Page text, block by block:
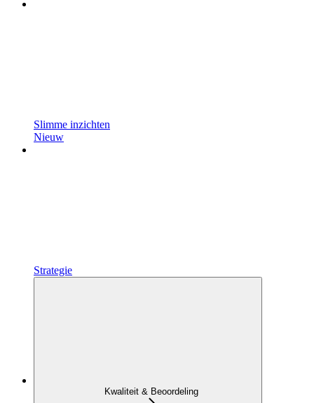
Slimme inzichten
Nieuw
Strategie
Kwaliteit & Beoordeling